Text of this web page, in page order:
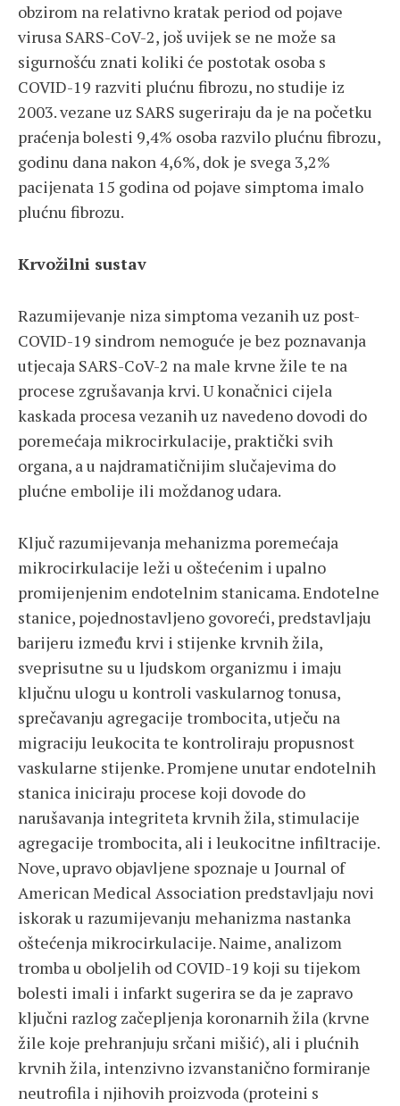
obzirom na relativno kratak period od pojave
virusa SARS-CoV-2, još uvijek se ne može sa
sigurnošću znati koliki će postotak osoba s
COVID-19 razviti plućnu fibrozu, no studije iz
2003. vezane uz SARS sugeriraju da je na početku
praćenja bolesti 9,4% osoba razvilo plućnu fibrozu,
godinu dana nakon 4,6%, dok je svega 3,2%
pacijenata 15 godina od pojave simptoma imalo
plućnu fibrozu.
Krvožilni sustav
Razumijevanje niza simptoma vezanih uz post-
COVID-19 sindrom nemoguće je bez poznavanja
utjecaja SARS-CoV-2 na male krvne žile te na
procese zgrušavanja krvi. U konačnici cijela
kaskada procesa vezanih uz navedeno dovodi do
poremećaja mikrocirkulacije, praktički svih
organa, a u najdramatičnijim slučajevima do
plućne embolije ili moždanog udara.
Ključ razumijevanja mehanizma poremećaja
mikrocirkulacije leži u oštećenim i upalno
promijenjenim endotelnim stanicama. Endotelne
stanice, pojednostavljeno govoreći, predstavljaju
barijeru između krvi i stijenke krvnih žila,
sveprisutne su u ljudskom organizmu i imaju
ključnu ulogu u kontroli vaskularnog tonusa,
sprečavanju agregacije trombocita, utječu na
migraciju leukocita te kontroliraju propusnost
vaskularne stijenke. Promjene unutar endotelnih
stanica iniciraju procese koji dovode do
narušavanja integriteta krvnih žila, stimulacije
agregacije trombocita, ali i leukocitne infiltracije.
Nove, upravo objavljene spoznaje u Journal of
American Medical Association predstavljaju novi
iskorak u razumijevanju mehanizma nastanka
oštećenja mikrocirkulacije. Naime, analizom
tromba u oboljelih od COVID-19 koji su tijekom
bolesti imali i infarkt sugerira se da je zapravo
ključni razlog začepljenja koronarnih žila (krvne
žile koje prehranjuju srčani mišić), ali i plućnih
krvnih žila, intenzivno izvanstanično formiranje
neutrofila i njihovih proizvoda (proteini s